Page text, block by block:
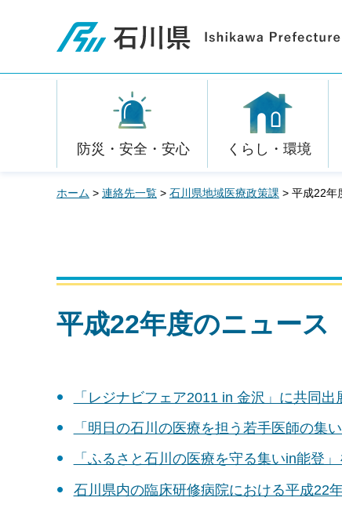
石川県
防災・安全・安心 くらし・環境
ホーム > 連絡先一覧 > 石川県地域医療政策課 > 平成22年
平成22年度のニュース
「レジナビフェア2011 in 金沢」に共同
「明日の石川の医療を担う若手医師の集
「ふるさと石川の医療を守る集いin能登
石川県内の臨床研修病院における平成22